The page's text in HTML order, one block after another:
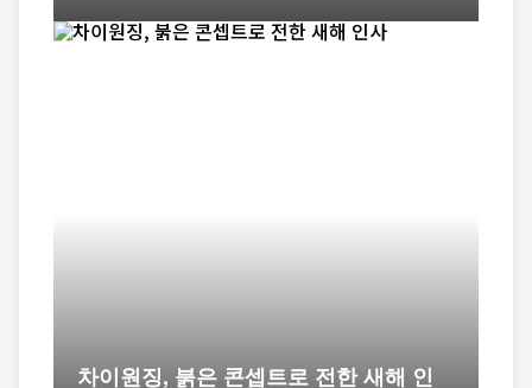
차이원징, 붉은 콘셉트로 전한 새해 인